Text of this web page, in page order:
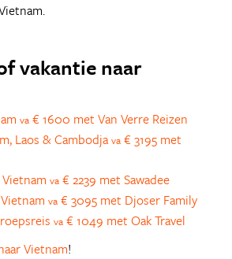
vakantie naar
va € 1600 met Van Verre Reizen
Laos & Cambodja va € 3195 met
va € 2239 met Sawadee
va € 3095 met Djoser Family
va € 1049 met Oak Travel
Vietnam!